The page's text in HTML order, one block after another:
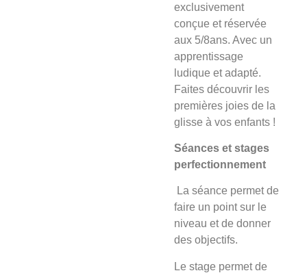
exclusivement
conçue et réservée
aux 5/8ans. Avec un
apprentissage
ludique et adapté.
Faites découvrir les
premières joies de la
glisse à vos enfants !
Séances et stages
perfectionnement
La séance permet de
faire un point sur le
niveau et de donner
des objectifs.
Le stage permet de